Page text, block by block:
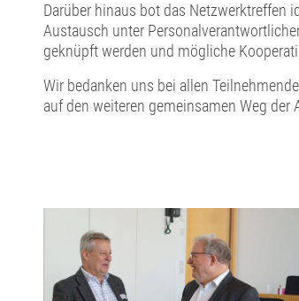
Darüber hinaus bot das Netzwerktreffen
Austausch unter
geknüpft werden und mögliche
Wir bedanken uns bei allen
auf den weiteren gemeinsamen Weg der